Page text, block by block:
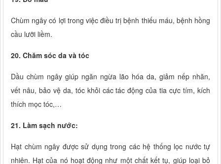
Chùm ngây có lợi trong việc điều trị bệnh thiếu máu, bệnh hồng
cầu lưỡi liềm.
20. Chăm sóc da và tóc
Dầu chùm ngây giúp ngăn ngừa lão hóa da, giảm nếp nhăn,
vết nâu, bảo vệ da, tóc khỏi các tác động của tia cực tím, kích
thích mọc tóc,…
21. Làm sạch nước:
Hạt chùm ngây được sử dụng trong các hệ thống lọc nước tự
nhiên. Hạt của nó hoạt động như một chất kết tụ, giúp loại bỏ